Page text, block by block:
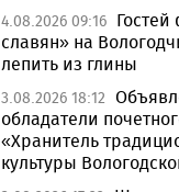
4.08.2026 09:16
славян» на
лепить из глины
3.08.2026 18:12
обладатели
«Хранитель
культуры